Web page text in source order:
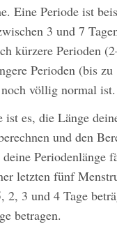
Eine Periode ist
3 und 7
kürzere Perioden
Perioden (bis zu
völlig normal ist.
ist es, die Länge
und den
Periodenlänge
letzten fünf
2, 3 und 4 Tage
betragen.